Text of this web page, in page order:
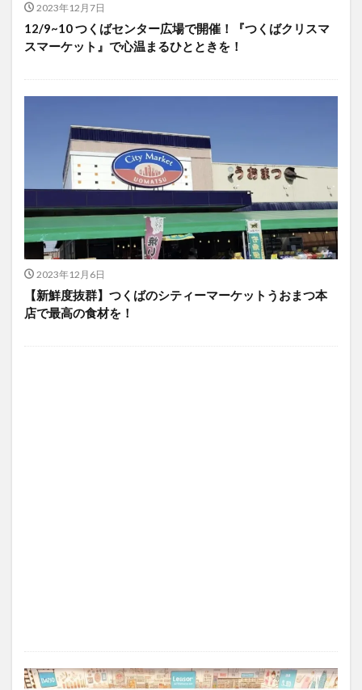
2023年12月7日
12/9~10 つくばセンター広場で開催！『つくばクリスマ
スマーケット』で心温まるひとときを！
2023年12月6日
【新鮮度抜群】​つくばのシティーマーケットうおまつ本
店で最高の食材を！